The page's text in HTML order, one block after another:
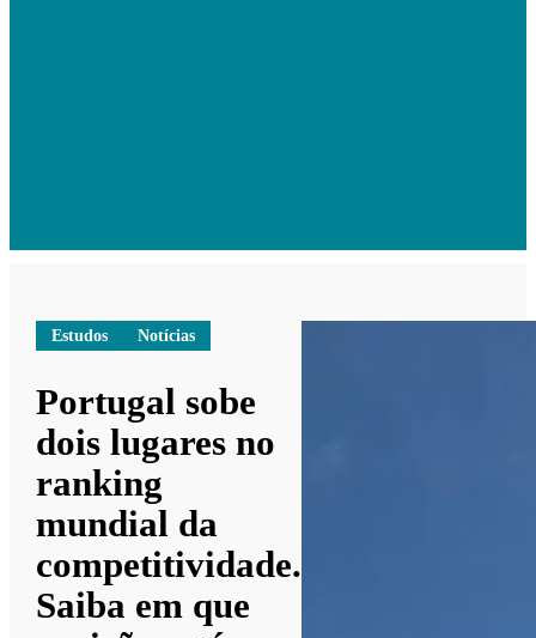
Estudos Notícias
Portugal sobe
dois lugares no
ranking
mundial da
competitividade.
Saiba em que